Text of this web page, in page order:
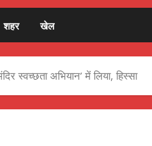
शहर खेल
स्वच्छता अभियान’ में लिया, हिस्सा